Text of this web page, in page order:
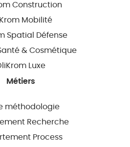
Construction
Mobilité
Spatial Défense
& Cosmétique
Luxe
Métiers
méthodologie
Recherche
Process